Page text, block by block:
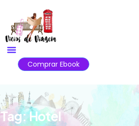
Comprar Ebook
Tag:Hotel